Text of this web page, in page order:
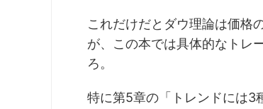
これだけだとダウ理論は価格
が、この本では具体的なトレ
ろ。
特に第5章の「トレンドには3